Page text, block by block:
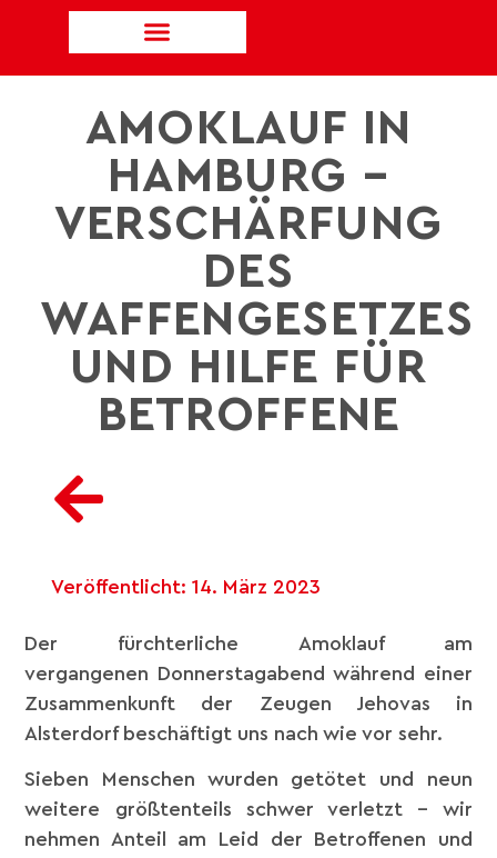
AMOKLAUF IN
HAMBURG –
VERSCHÄRFUNG
DES
WAFFENGESETZES
UND HILFE FÜR
BETROFFENE
Veröffentlicht: 14. März 2023
Der fürchterliche Amoklauf am
vergangenen Donnerstagabend während einer
Zusammenkunft der Zeugen Jehovas in
Alsterdorf beschäftigt uns nach wie vor sehr.
Sieben Menschen wurden getötet und neun
weitere größtenteils schwer verletzt – wir
nehmen Anteil am Leid der Betroffenen und